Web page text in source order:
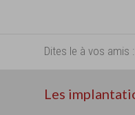
Dites le à vos amis :
Les